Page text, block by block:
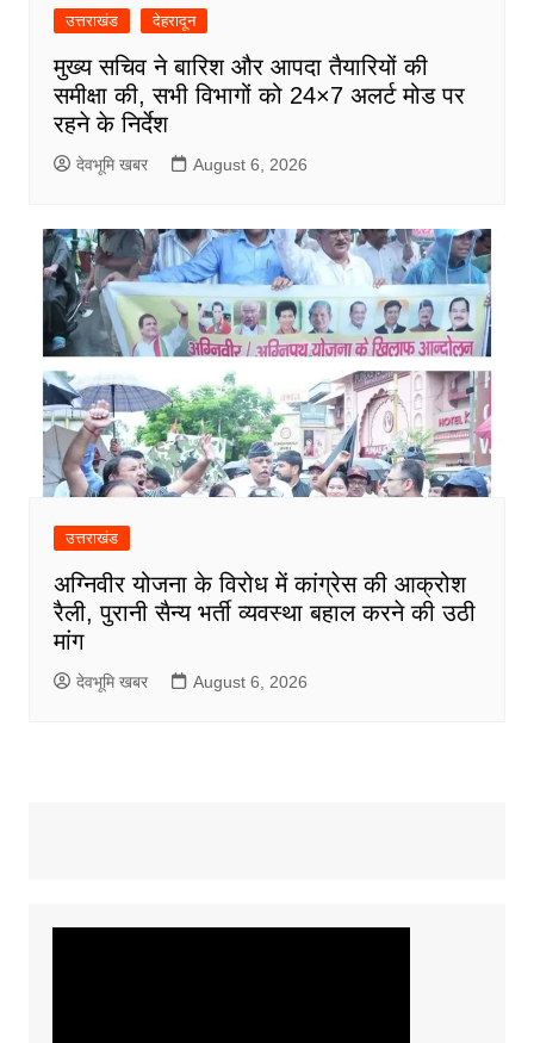
उत्तराखंड देहरादून
मुख्य सचिव ने बारिश और आपदा तैयारियों की
समीक्षा की, सभी विभागों को 24×7 अलर्ट मोड पर
रहने के निर्देश
देवभूमि खबर August 6, 2026
उत्तराखंड
अग्निवीर योजना के विरोध में कांग्रेस की आक्रोश
रैली, पुरानी सैन्य भर्ती व्यवस्था बहाल करने की उठी
मांग
देवभूमि खबर August 6, 2026